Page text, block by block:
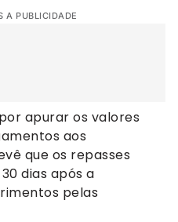
A PUBLICIDADE
apurar os valores
aos
que os repasses
dias após a
pelas